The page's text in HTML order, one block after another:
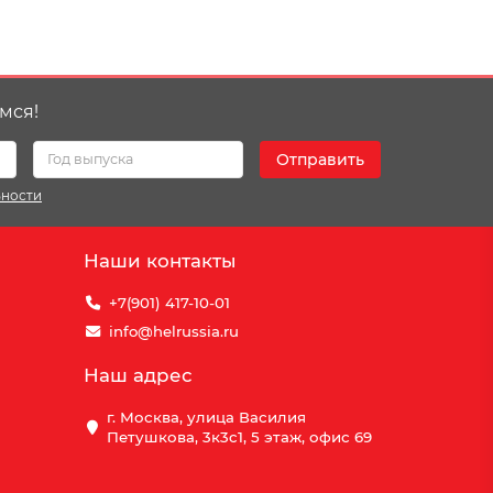
Отправить
Наши контакты
+7(901) 417-10-01
info@helrussia.ru
Наш адрес
г. Москва, улица Василия
Петушкова, 3к3c1, 5 этаж, офис 69